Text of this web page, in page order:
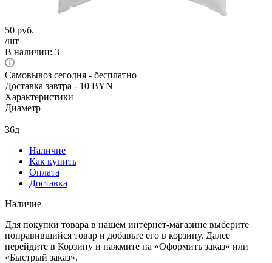
50 руб.
/шт
В наличии: 3
Самовывоз сегодня - бесплатно
Доставка завтра - 10 BYN
Характеристики
Диаметр
—
36д
Наличие
Как купить
Оплата
Доставка
Наличие
Для покупки товара в нашем интернет-магазине выберите
понравившийся товар и добавьте его в корзину. Далее
перейдите в Корзину и нажмите на «Оформить заказ» или
«Быстрый заказ».